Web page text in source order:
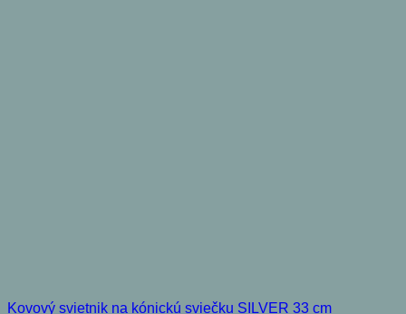
Kovový svietnik na kónickú sviečku SILVER 33 cm